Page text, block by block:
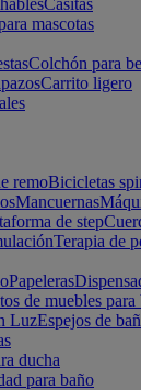
Casitas
mascotas
Colchón para
Carrito ligero
remoBicicletas
Mancuernas
de step
Terapia de
Papeleras
de muebles para
LuzEspejos de
ducha
para baño